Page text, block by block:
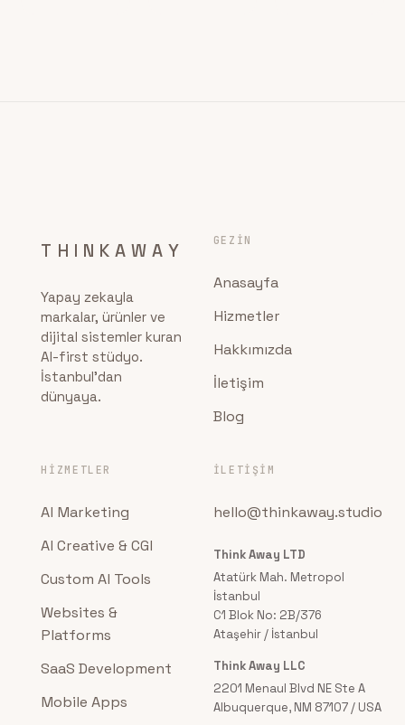
THINKAWAY
Yapay zekayla
markalar, ürünler ve
dijital sistemler kuran
AI-first stüdyo.
İstanbul'dan
dünyaya.
GEZIN
Anasayfa
Hizmetler
Hakkımızda
İletişim
Blog
HIZMETLER
AI Marketing
AI Creative & CGI
Custom AI Tools
Websites &
Platforms
SaaS Development
Mobile Apps
İLETIŞIM
hello@thinkaway.studio
Think Away LTD
Atatürk Mah. Metropol
İstanbul
C1 Blok No: 2B/376
Ataşehir / İstanbul
Think Away LLC
2201 Menaul Blvd NE Ste A
Albuquerque, NM 87107 / USA